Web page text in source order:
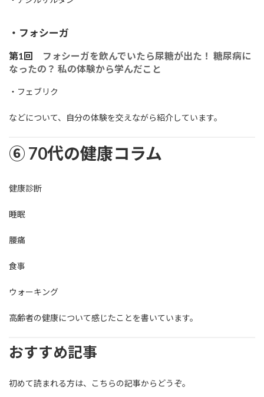
・フォシーガ
第1回
フォシーガを飲んでいたら尿糖が出た！ 糖尿病に
なったの？ 私の体験から学んだこと
・フェブリク
などについて、自分の体験を交えながら紹介しています。
⑥ 70代の健康コラム
健康診断
睡眠
腰痛
食事
ウォーキング
高齢者の健康について感じたことを書いています。
おすすめ記事
初めて読まれる方は、こちらの記事からどうぞ。